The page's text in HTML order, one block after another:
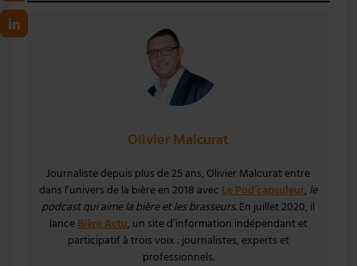
Olivier Malcurat
Journaliste depuis plus de 25 ans, Olivier Malcurat entre
dans l’univers de la bière en 2018 avec Le Pod’capsuleur, le
podcast qui aime la bière et les brasseurs. En juillet 2020, il
lance Bière Actu, un site d’information indépendant et
participatif à trois voix : journalistes, experts et
professionnels.